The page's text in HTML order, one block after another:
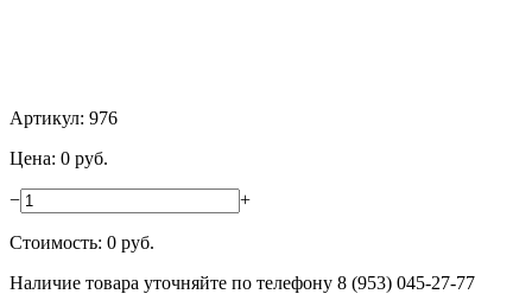
Артикул: 976
Цена: 0 руб.
− +
Стоимость: 0 руб.
Наличие товара уточняйте по телефону 8 (953) 045-27-77